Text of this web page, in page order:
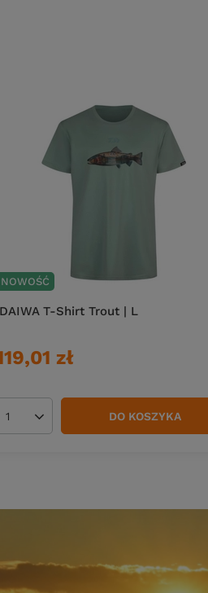
NOWOŚĆ
T-Shirt Trout | L
zł
Ilość produktów DO KOSZYKA